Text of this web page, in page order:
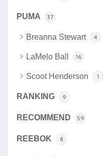
PUMA 37
Breanna Stewart 4
LaMelo Ball 16
Scoot Henderson 1
RANKING 9
RECOMMEND 59
REEBOK 8